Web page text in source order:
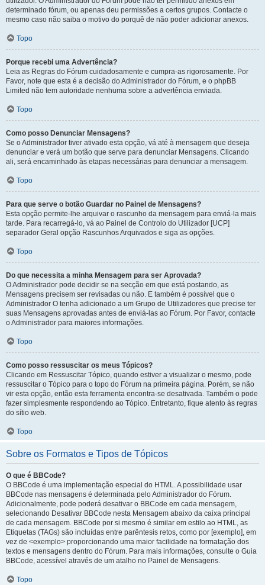
determinado fórum, ou apenas deu permissões a certos grupos. Contacte o
mesmo caso não saiba o motivo do porquê de não poder adicionar anexos.
Topo
Porque recebi uma Advertência?
Leia as Regras do Fórum cuidadosamente e cumpra-as rigorosamente. Por
Favor, note que esta é a decisão do Administrador do Fórum, e o phpBB
Limited não tem autoridade nenhuma sobre a advertência enviada.
Topo
Como posso Denunciar Mensagens?
Se o Administrador tiver ativado esta opção, vá até à mensagem que deseja
denunciar e verá um botão que serve para denunciar Mensagens. Clicando
ali, será encaminhado às etapas necessárias para denunciar a mensagem.
Topo
Para que serve o botão Guardar no Painel de Mensagens?
Esta opção permite-lhe arquivar o rascunho da mensagem para enviá-la mais
tarde. Para recarregá-lo, vá ao Painel de Controlo do Utilizador [UCP]
separador Geral opção Rascunhos Arquivados e siga as opções.
Topo
Do que necessita a minha Mensagem para ser Aprovada?
O Administrador pode decidir se na secção em que está postando, as
Mensagens precisem ser revisadas ou não. E também é possível que o
Administrador O tenha adicionado a um Grupo de Utilizadores que precise ter
suas Mensagens aprovadas antes de enviá-las ao Fórum. Por Favor, contacte
o Administrador para maiores informações.
Topo
Como posso ressuscitar os meus Tópicos?
Clicando em Ressuscitar Tópico, quando estiver a visualizar o mesmo, pode
ressuscitar o Tópico para o topo do Fórum na primeira página. Porém, se não
vir esta opção, então esta ferramenta encontra-se desativada. Também o pode
fazer simplesmente respondendo ao Tópico. Entretanto, fique atento às regras
do sítio web.
Topo
Sobre os Formatos e Tipos de Tópicos
O que é BBCode?
O BBCode é uma implementação especial do HTML. A possibilidade usar
BBCode nas mensagens é determinada pelo Administrador do Fórum.
Adicionalmente, pode poderá desativar o BBCode em cada mensagem,
selecionando Desativar BBCode nesta Mensagem abaixo da caixa principal
de cada mensagem. BBCode por si mesmo é similar em estilo ao HTML, as
Etiquetas (TAGs) são incluídas entre parêntesis retos, como por [exemplo], em
vez de <exemplo> proporcionando uma maior facilidade na formatação dos
textos e mensagens dentro do Fórum. Para mais informações, consulte o Guia
BBCode, acessível através de um atalho no Painel de Mensagens.
Topo